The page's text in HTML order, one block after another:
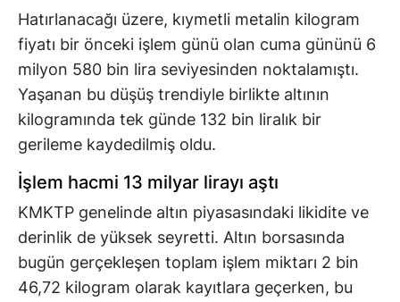
Hatırlanacağı üzere, kıymetli metalin kilogram
fiyatı bir önceki işlem günü olan cuma gününü 6
milyon 580 bin lira seviyesinden noktalamıştı.
Yaşanan bu düşüş trendiyle birlikte altının
kilogramında tek günde 132 bin liralık bir
gerileme kaydedilmiş oldu.
İşlem hacmi 13 milyar lirayı aştı
KMKTP genelinde altın piyasasındaki likidite ve
derinlik de yüksek seyretti. Altın borsasında
bugün gerçekleşen toplam işlem miktarı 2 bin
46,72 kilogram olarak kayıtlara geçerken, bu